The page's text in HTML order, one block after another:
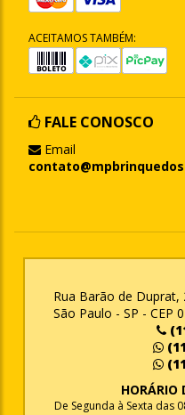
ACEITAMOS TAMBÉM:
FALE CONOSCO
Email
Rua Barão de Duprat,
São Paulo - SP - CEP
HORÁRIO
De Segunda à Sexta das